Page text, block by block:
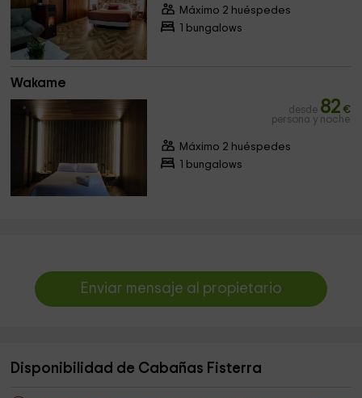
Máximo 2 huéspedes
1 bungalows
Wakame
desde 82 €
persona y noche
Máximo 2 huéspedes
1 bungalows
Enviar mensaje al propietario
Disponibilidad de Cabañas Fisterra